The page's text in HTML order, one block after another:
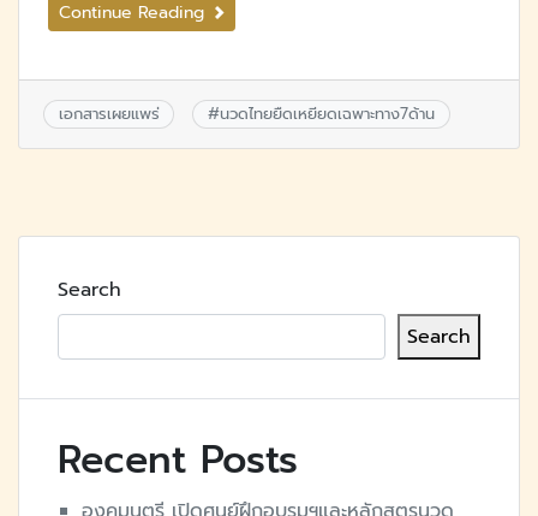
Continue Reading
เอกสารเผยแพร่ #นวดไทยยืดเหยียดเฉพาะทาง7ด้าน
Search
Search
Recent Posts